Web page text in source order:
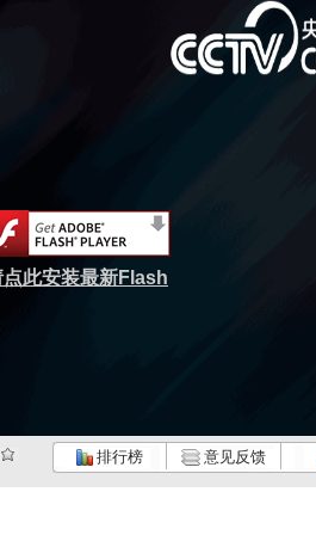
点此安装最新Flash
排行榜 意见反馈